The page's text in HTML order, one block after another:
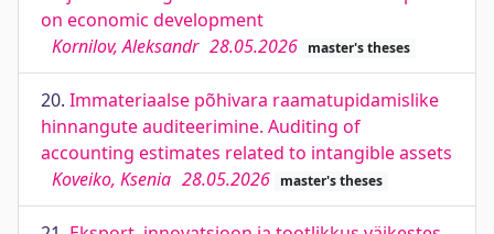
on economic development
Kornilov, Aleksandr 28.05.2026 master's theses
20. Immateriaalse põhivara raamatupidamislike
hinnangute auditeerimine. Auditing of
accounting estimates related to intangible assets
Koveiko, Ksenia 28.05.2026 master's theses